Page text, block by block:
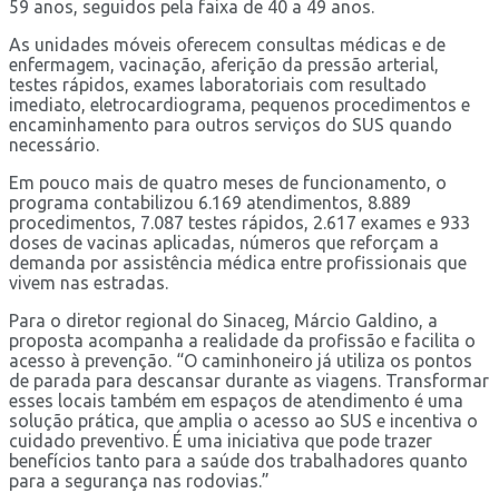
59 anos, seguidos pela faixa de 40 a 49 anos.
As unidades móveis oferecem consultas médicas e de
enfermagem, vacinação, aferição da pressão arterial,
testes rápidos, exames laboratoriais com resultado
imediato, eletrocardiograma, pequenos procedimentos e
encaminhamento para outros serviços do SUS quando
necessário.
Em pouco mais de quatro meses de funcionamento, o
programa contabilizou 6.169 atendimentos, 8.889
procedimentos, 7.087 testes rápidos, 2.617 exames e 933
doses de vacinas aplicadas, números que reforçam a
demanda por assistência médica entre profissionais que
vivem nas estradas.
Para o diretor regional do Sinaceg, Márcio Galdino, a
proposta acompanha a realidade da profissão e facilita o
acesso à prevenção. “O caminhoneiro já utiliza os pontos
de parada para descansar durante as viagens. Transformar
esses locais também em espaços de atendimento é uma
solução prática, que amplia o acesso ao SUS e incentiva o
cuidado preventivo. É uma iniciativa que pode trazer
benefícios tanto para a saúde dos trabalhadores quanto
para a segurança nas rodovias.”